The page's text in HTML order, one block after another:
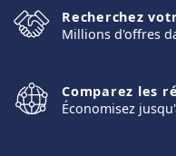
Recherchez
Millions d'offres
Comparez les
Économisez